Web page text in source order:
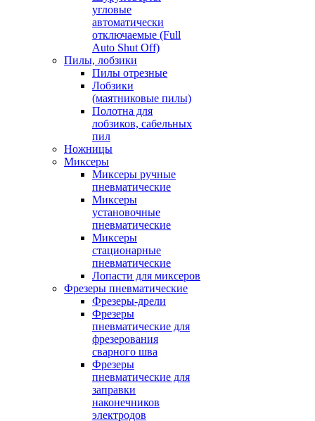
угловые
автоматически
отключаемые (Full
Auto Shut Off)
Пилы, лобзики
Пилы отрезные
Лобзики
(маятниковые пилы)
Полотна для
лобзиков, сабельных
пил
Ножницы
Миксеры
Миксеры ручные
пневматические
Миксеры
установочные
пневматические
Миксеры
стационарные
пневматические
Лопасти для миксеров
Фрезеры пневматические
Фрезеры-дрели
Фрезеры
пневматические для
фрезерования
сварного шва
Фрезеры
пневматические для
заправки
наконечников
электродов